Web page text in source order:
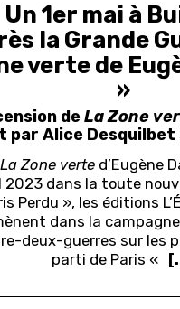
Un 1er mai à
la Grande
verte de
»
deLa Zone
par Alice Desquilbet
La Zone verte d’Eugène
2023 dans la toute
Perdu », les éditions
dans la
deux-guerres sur les
parti de Paris «